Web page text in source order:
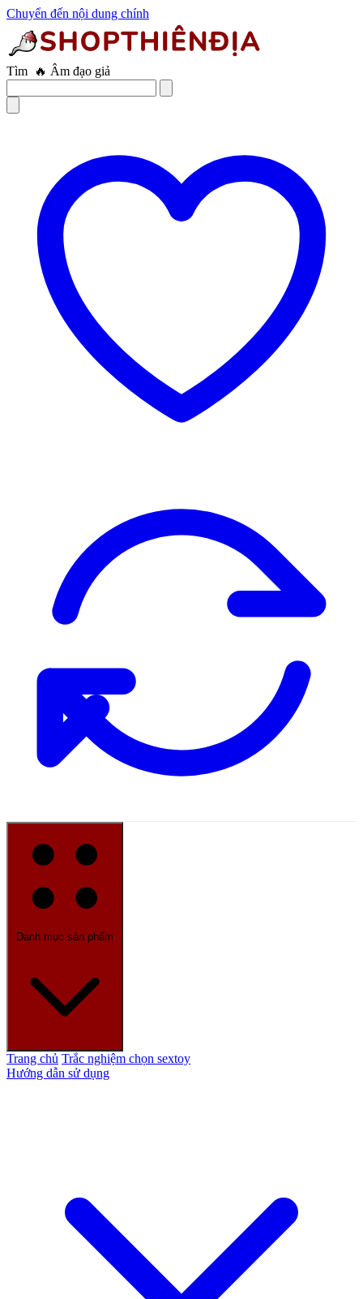
Chuyển đến nội dung chính
Tìm 🔥 Âm đạo giả
Danh mục sản phẩm
Trang chủ Trắc nghiệm chọn sextoy
Hướng dẫn sử dụng